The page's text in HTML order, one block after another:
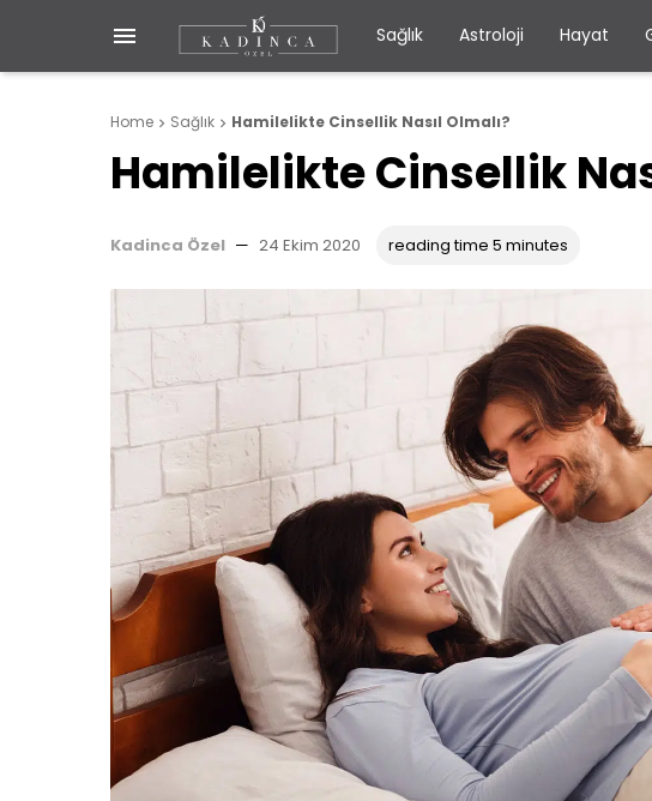
 Sağlık Astroloji Hayat
Home  Sağlık  Hamilelikte Cinsellik Nasıl Olmalı?
Hamilelikte Cinsellik
Kadinca Özel — 24 Ekim 2020 reading time 5 minutes